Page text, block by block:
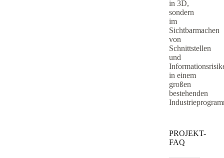
in 3D,
sondern
im
Sichtbarmachen
von
Schnittstellen
und
in einem
großen
bestehenden
PROJEKT-
FAQ